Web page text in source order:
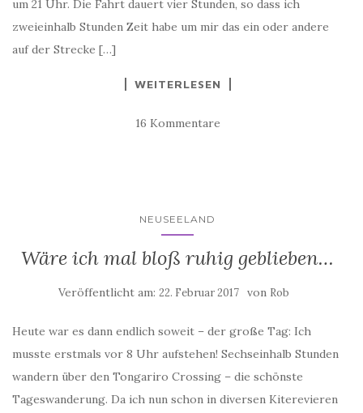
um 21 Uhr. Die Fahrt dauert vier Stunden, so dass ich
zweieinhalb Stunden Zeit habe um mir das ein oder andere
auf der Strecke […]
WEITERLESEN
16 Kommentare
NEUSEELAND
Wäre ich mal bloß ruhig geblieben…
Veröffentlicht am: 22. Februar 2017 von Rob
Heute war es dann endlich soweit – der große Tag: Ich
musste erstmals vor 8 Uhr aufstehen! Sechseinhalb Stunden
wandern über den Tongariro Crossing – die schönste
Tageswanderung. Da ich nun schon in diversen Kiterevieren